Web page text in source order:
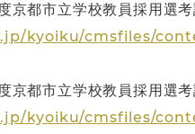
京都市立学校教員採用選
kyoiku/cmsfiles/
京都市立学校教員採用選
kyoiku/cmsfiles/